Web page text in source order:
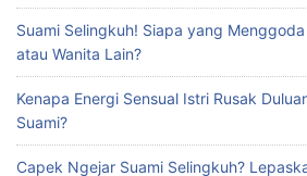
Suami Selingkuh! Siapa yang
atau Wanita Lain?
Kenapa Energi Sensual Istri Rusak
Suami?
Capek Ngejar Suami Selingkuh?